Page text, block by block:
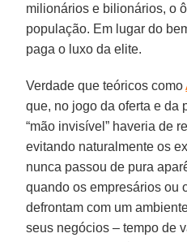
milionários e bilionários, o
população. Em lugar do
paga o luxo da elite.
Verdade que teóricos como
que, no jogo da oferta e da
“mão invisível” haveria de
evitando naturalmente os
nunca passou de pura
quando os empresários ou
defrontam com um
seus negócios – tempo de